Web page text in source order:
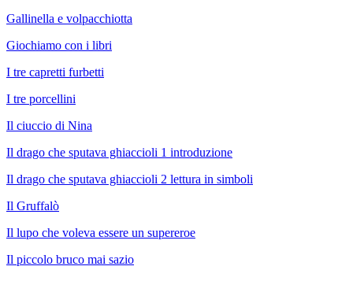
Gallinella e volpacchiotta
Giochiamo con i libri
I tre capretti furbetti
I tre porcellini
Il ciuccio di Nina
Il drago che sputava ghiaccioli 1 introduzione
Il drago che sputava ghiaccioli 2 lettura in simboli
Il Gruffalò
Il lupo che voleva essere un supereroe
Il piccolo bruco mai sazio